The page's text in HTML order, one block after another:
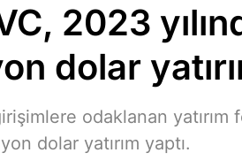
2023
dolar
odaklanan
dolar yatırım yaptı.